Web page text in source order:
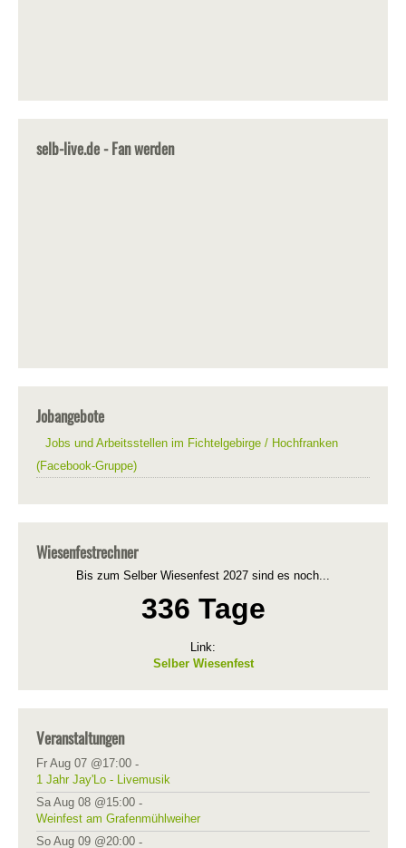
selb-live.de - Fan werden
Jobangebote
Jobs und Arbeitsstellen im Fichtelgebirge / Hochfranken
(Facebook-Gruppe)
Wiesenfestrechner
Bis zum Selber Wiesenfest 2027 sind es noch...
336 Tage
Link:
Selber Wiesenfest
Veranstaltungen
Fr Aug 07 @17:00 -
1 Jahr Jay'Lo - Livemusik
Sa Aug 08 @15:00 -
Weinfest am Grafenmühlweiher
So Aug 09 @20:00 -